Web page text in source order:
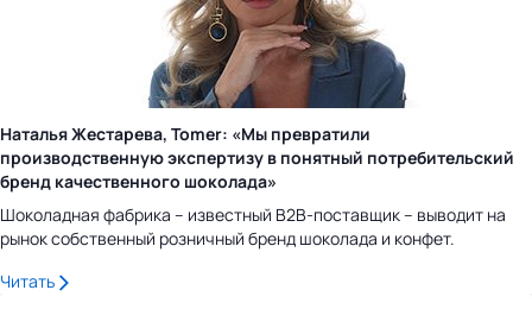
Наталья Жестарева, Tomer: «Мы превратили
производственную экспертизу в понятный потребительский
бренд качественного шоколада»
Шоколадная фабрика – известный B2B-поставщик – выводит на
рынок собственный розничный бренд шоколада и конфет.
Читать